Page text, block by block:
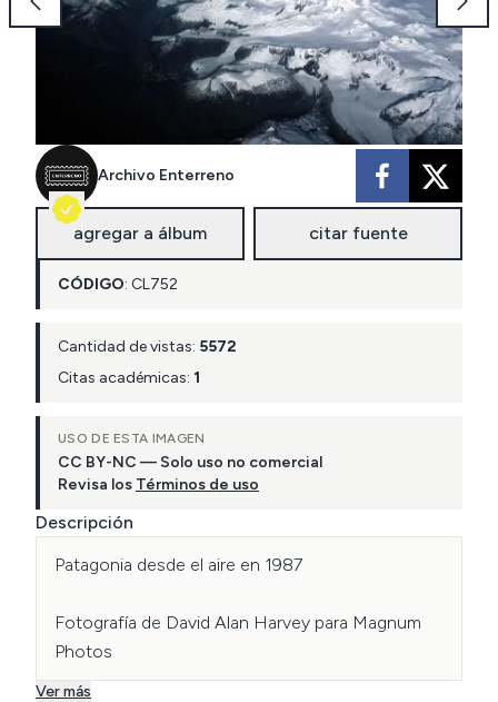
Archivo Enterreno
agregar a álbum citar fuente
CÓDIGO: CL752
Cantidad de vistas: 5572
Citas académicas: 1
USO DE ESTA IMAGEN
CC BY-NC — Solo uso no comercial
Revisa los Términos de uso
Descripción
Patagonia desde el aire en 1987
Fotografía de David Alan Harvey para Magnum
Photos
Ver más